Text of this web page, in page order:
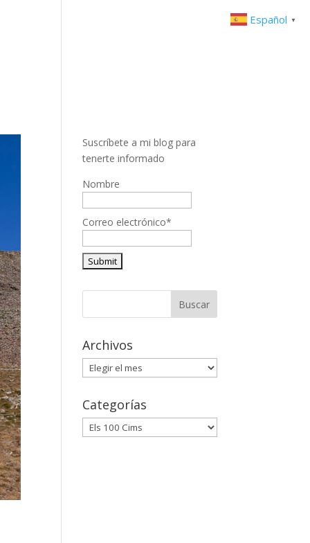
Suscríbete a mi blog para
tenerte informado
Nombre
Correo electrónico*
Archivos
Archivos
Categorías
Categorías
Español ▼